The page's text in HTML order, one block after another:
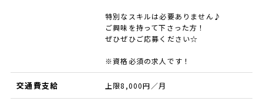
特別なスキルは必要ありません♪
ご興味を持って下さった方！
ぜひぜひご応募ください☆
※資格必須の求人です！
交通費支給 上限8,000円／月